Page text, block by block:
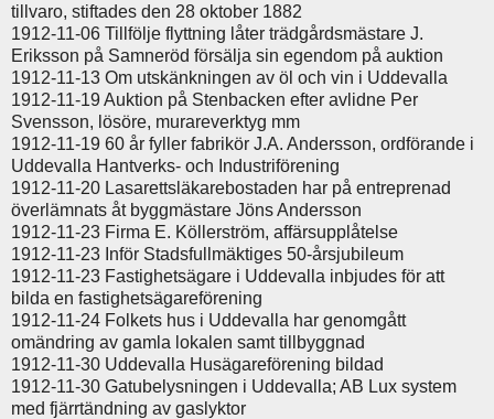
tillvaro, stiftades den 28 oktober 1882
1912-11-06 Tillfölje flyttning låter trädgårdsmästare J.
Eriksson på Samneröd försälja sin egendom på auktion
1912-11-13 Om utskänkningen av öl och vin i Uddevalla
1912-11-19 Auktion på Stenbacken efter avlidne Per
Svensson, lösöre, murareverktyg mm
1912-11-19 60 år fyller fabrikör J.A. Andersson, ordförande i
Uddevalla Hantverks- och Industriförening
1912-11-20 Lasarettsläkarebostaden har på entreprenad
överlämnats åt byggmästare Jöns Andersson
1912-11-23 Firma E. Köllerström, affärsupplåtelse
1912-11-23 Inför Stadsfullmäktiges 50-årsjubileum
1912-11-23 Fastighetsägare i Uddevalla inbjudes för att
bilda en fastighetsägareförening
1912-11-24 Folkets hus i Uddevalla har genomgått
omändring av gamla lokalen samt tillbyggnad
1912-11-30 Uddevalla Husägareförening bildad
1912-11-30 Gatubelysningen i Uddevalla; AB Lux system
med fjärrtändning av gaslyktor